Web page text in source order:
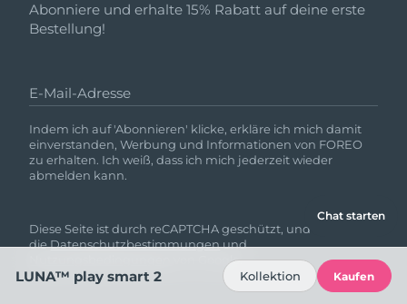
Abonniere und erhalte 15% Rabatt auf deine erste
Bestellung!
E-Mail-Adresse
Indem ich auf 'Abonnieren' klicke, erkläre ich mich damit
einverstanden, Werbung und Informationen von FOREO
zu erhalten. Ich weiß, dass ich mich jederzeit wieder
abmelden kann.
Diese Seite ist durch reCAPTCHA geschützt, und es gelten
dieDatenschutzbestimmungenund
von Google.
Chat starten
LUNA™ play smart 2 Kollektion Kaufen